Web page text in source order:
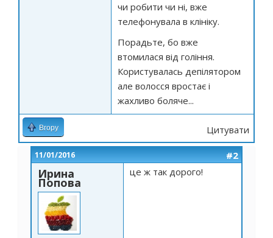
чи робити чи ні, вже
телефонувала в клініку.
Порадьте, бо вже
втомилася від гоління.
Користувалась депілятором
але волосся вростає і
жахливо боляче...
Вгору Цитувати
11/01/2016 #2
Ирина
Попова
це ж так дорого!